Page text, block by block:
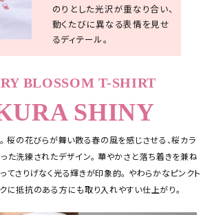
のりとした光沢が重なり合い、
動くたびに異なる表情を見せ
るディテール。
BLOSSOM T-SHIRT
SHINY
桜の花びらが舞い散る春の風を感じさせる、桜カラ
た洗練されたデザイン。 華やかさと落ち着きを兼ね
てさりげなく光る輝きが印象的。 やわらかなピンクト
に抵抗のある方にも取り入れやすい仕上がり。